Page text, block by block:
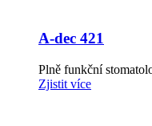
A-dec 421
Plně funkční
Zjistit více